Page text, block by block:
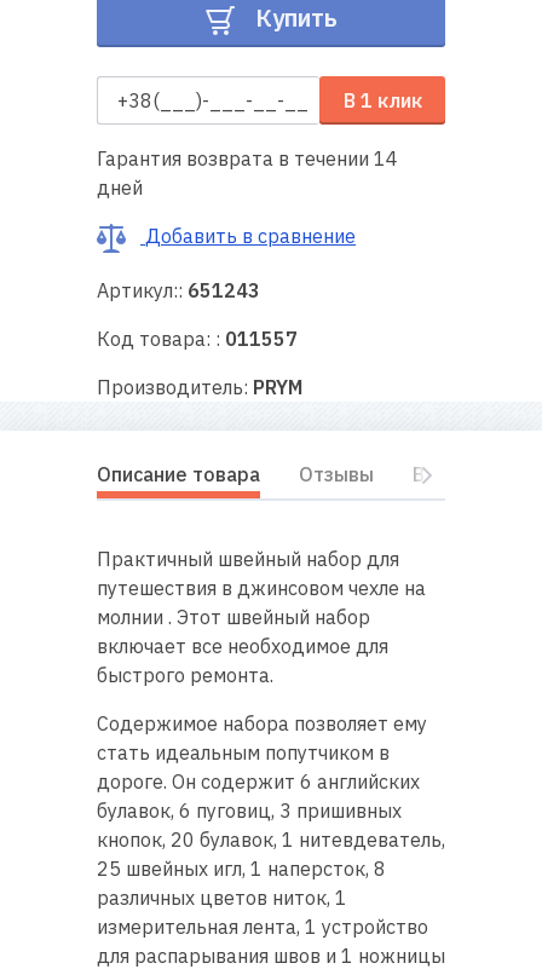
советы
Контакты
нас
Купить
В 1 клик
Гарантия возврата в течении 14
дней
Добавить в сравнение
Артикул:: 651243
Код товара: : 011557
Производитель: PRYM
Описание товара Отзывы Видеообзор
Практичный швейный набор для
путешествия в джинсовом чехле на
молнии . Этот швейный набор
включает все необходимое для
быстрого ремонта.
Содержимое набора позволяет ему
стать идеальным попутчиком в
дороге. Он содержит 6 английских
булавок, 6 пуговиц, 3 пришивных
кнопoк, 20 булавок, 1 нитевдеватель,
25 швейных игл, 1 наперсток, 8
различных цветов ниток, 1
измерительная лента, 1 устройство
для распарывания швов и 1 ножницы